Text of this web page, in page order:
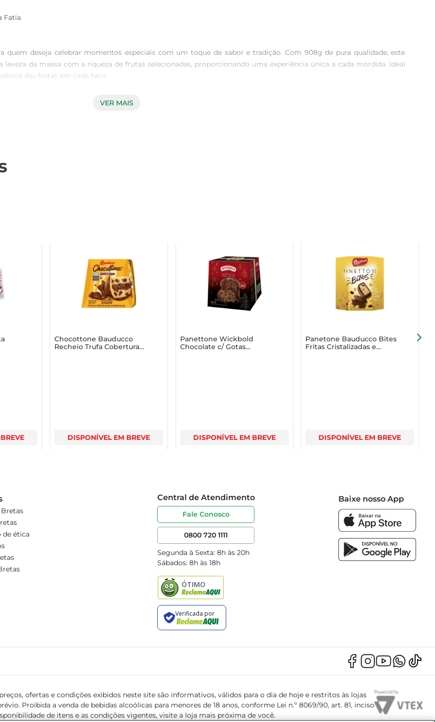
Fatia
quem deseja celebrar momentos especiais com um toque de sabor e tradição. Com 908g de pura qualidade, este
da massa com a riqueza de frutas selecionadas, proporcionando uma experiência única a cada mordida. Ideal
das festas em cada fatia.
maneiras. Seja puro, acompanhado de uma xícara de café ou chá, ou até mesmo como base para receitas
VER MAIS
Chocottone Bauducco
Recheio Trufa Cobertura
DISPONÍVEL EM BREVE
Panettone Wickbold
Chocolate c/ Gotas
DISPONÍVEL EM BREVE
Panetone Bauducco Bites
Fritas Cristalizadas e
DISPONÍVEL EM BREVE
de ética
Central de Atendimento
Fale Conosco
0800 720 1111
Segunda à Sexta: 8h às 20h
Sábados: 8h às 18h
Baixe nosso App
ofertas e condições exibidos neste site são informativos, válidos para o dia de hoje e restritos às lojas
Proibida a venda de bebidas alcoólicas para menores de 18 anos, conforme Lei n.º 8069/90, art. 81, inciso
de itens e as condições vigentes, visite a loja mais próxima de você.